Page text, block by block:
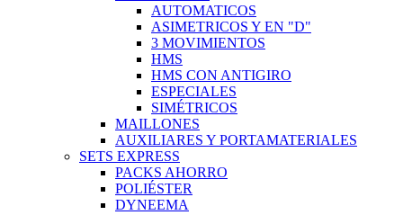
AUTOMATICOS
ASIMETRICOS Y EN "D"
3 MOVIMIENTOS
HMS
HMS CON ANTIGIRO
ESPECIALES
SIMÉTRICOS
MAILLONES
AUXILIARES Y PORTAMATERIALES
SETS EXPRESS
PACKS AHORRO
POLIÉSTER
DYNEEMA